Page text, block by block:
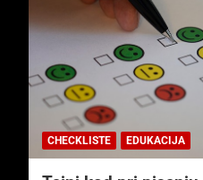
CHECKLISTE EDUKACIJA